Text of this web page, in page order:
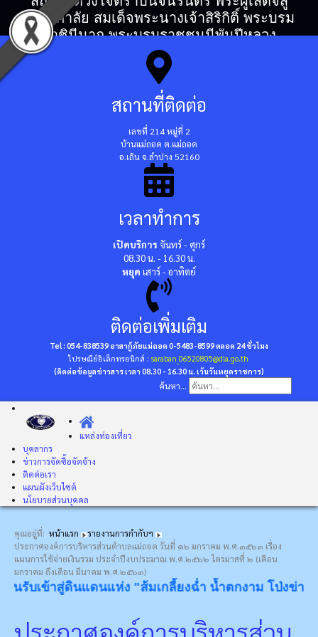
สวรรคาลัย สมเด็จพระนางเจ้าสิริกิติ์ พระบรม
ราชินีนาถ พระบรมราชชนนีพันปีหลวง
สถานที่ติดต่อ
เลขที่ 214 หมู่ที่ 2
บ้านแม่ถอด ต.แม่ถอด
อ.เถิน จ.ลำปาง 52160
เวลาทำการ
เปิดบริการ จันทร์ - ศุกร์
08.30 น. - 16.30 น.
หยุด เสาร์ - อาทิตย์
ติดต่อเพิ่มเติม
Tel : 054-838539 อาสากู้ภัยแม่ถอด 0-5483-8599ตลอด 24 ชั่วโมง
ไปรษณีย์อิเล็กทรอนิกส์ : saraban_06520805@dla.go.th
(ติดต่อข้อมูลข่าวสาร เวลา 08.30 - 16.30 น. เว้นวันหยุดราชการ)
ค้นหา...
แหล่งท่องเที่ยว
บุคลากร
ข่าวการจัดซื้อจัดจ้าง
ติดต่อเรา
แผนผังเว็บไซต์
นโยบายส่วนบุคคล
คุณอยู่ที่: หน้าแรก
รายงานการกำกับฯ
ประกาศองค์การบริหารส่วนตำบลแม่ถอด วันที่ ๑๖ มกราคม พ.ศ.๓๕๖๓ เรื่อง
แผนการใช้จ่ายเงินรวม ประจำปีงบประมาณ พ.ศ.๒๕๖๒ ไตรมาสที่ ๒ (เดือน
มกราคม ถึงเดือน มีนาคม พ.ศ.๒๕๖๓)
เข้าสู่ดินแดนแห่ง "ส้มเกลี้ยงฉ่ำ น้ำตกงาม โป่งข่ามขลั